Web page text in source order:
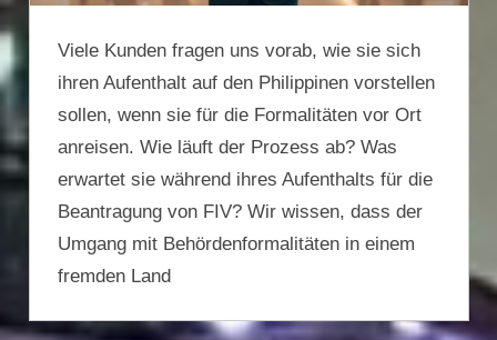
Viele Kunden fragen uns vorab, wie sie sich
ihren Aufenthalt auf den Philippinen vorstellen
sollen, wenn sie für die Formalitäten vor Ort
anreisen. Wie läuft der Prozess ab? Was
erwartet sie während ihres Aufenthalts für die
Beantragung von FIV? Wir wissen, dass der
Umgang mit Behördenformalitäten in einem
fremden Land